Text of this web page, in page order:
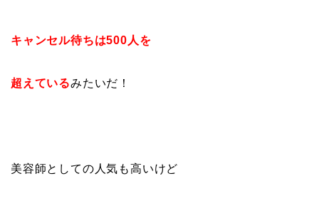
キャンセル待ちは500人を
超えているみたいだ！
美容師としての人気も高いけど